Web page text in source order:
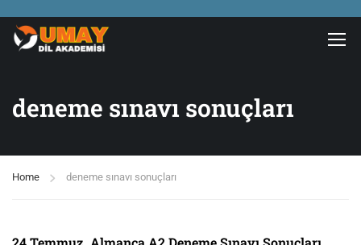
deneme sınavı sonuçları
Home deneme sınavı sonuçları